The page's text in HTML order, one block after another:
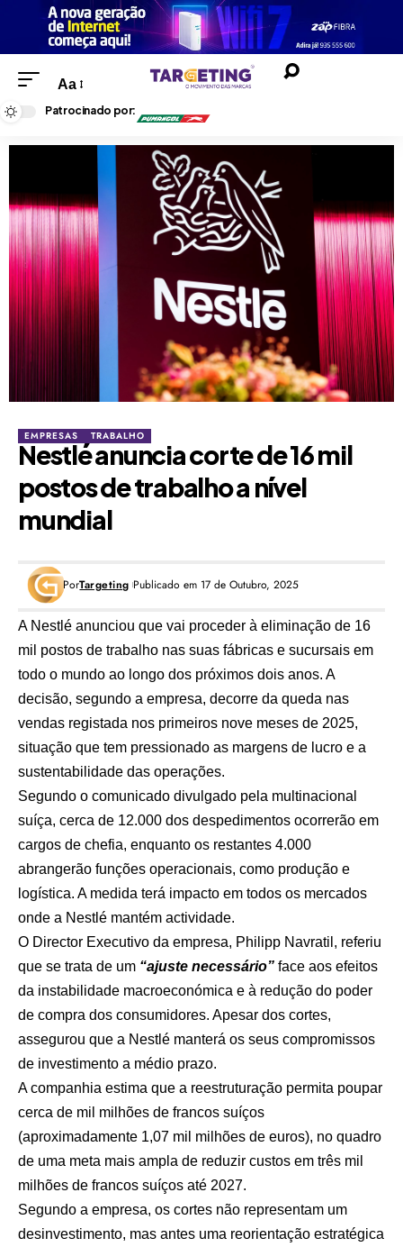
Aa
Patrocinado por:
EMPRESAS TRABALHO
Nestlé anuncia corte de 16 mil
postos de trabalho a nível
mundial
PorTargeting Publicado em 17 de Outubro, 2025
A Nestlé anunciou que vai proceder à eliminação de 16
mil postos de trabalho nas suas fábricas e sucursais em
todo o mundo ao longo dos próximos dois anos. A
decisão, segundo a empresa, decorre da queda nas
vendas registada nos primeiros nove meses de 2025,
situação que tem pressionado as margens de lucro e a
sustentabilidade das operações.
Segundo o comunicado divulgado pela multinacional
suíça, cerca de 12.000 dos despedimentos ocorrerão em
cargos de chefia, enquanto os restantes 4.000
abrangerão funções operacionais, como produção e
logística. A medida terá impacto em todos os mercados
onde a Nestlé mantém actividade.
O Director Executivo da empresa, Philipp Navratil, referiu
que se trata de um “ajuste necessário” face aos efeitos
da instabilidade macroeconómica e à redução do poder
de compra dos consumidores. Apesar dos cortes,
assegurou que a Nestlé manterá os seus compromissos
de investimento a médio prazo.
A companhia estima que a reestruturação permita poupar
cerca de mil milhões de francos suíços
(aproximadamente 1,07 mil milhões de euros), no quadro
de uma meta mais ampla de reduzir custos em três mil
milhões de francos suíços até 2027.
Segundo a empresa, os cortes não representam um
desinvestimento, mas antes uma reorientação estratégica